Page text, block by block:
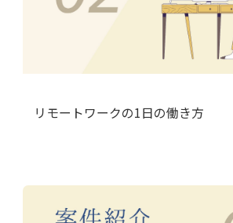
リモートワークの1日の働き方